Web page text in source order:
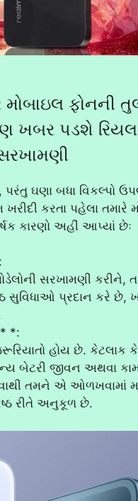
મોબાઇલ ફોનની
ખબર પડશે
ઘણા બધા વિકલ્પો
ખરીદી કરતા પહેલા તમારે
કારણો અહીં આપ્યાં છેઃ
સરખામણી
સુવિધાઓ પ્રદાન કરે છે,
*:
હોય છે. કેટલાક
બેટરી જીવન અથવા
તમને એ ઓળખવામાં
રીતે અનુકૂળ છે.